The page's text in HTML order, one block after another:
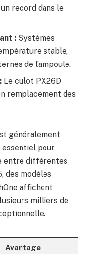
record dans le
: Systèmes
stable,
de l’ampoule.
Le culot PX26D
remplacement des
généralement
essentiel pour
entre différentes
des modèles
affichent
milliers de
Avantage